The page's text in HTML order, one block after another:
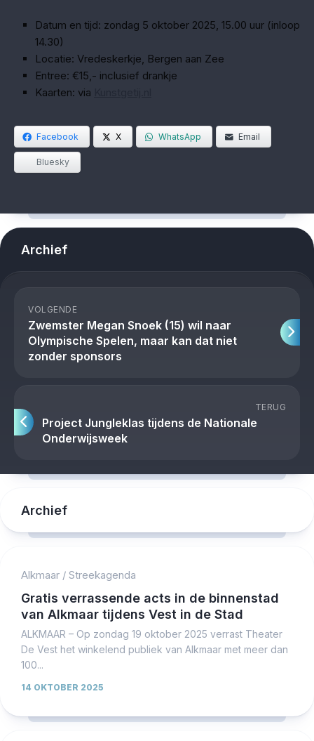
Datum en tijd: zondag 5 oktober 2025, 15.00 uur (inloop
14.30)
Locatie: Vredeskerkje, Bergen aan Zee
Entree: €15,- inclusief drankje
Kaarten: via
Facebook X WhatsApp Email
Bluesky
Archief
VOLGENDE
Zwemster Megan Snoek (15) wil naar
Olympische Spelen, maar kan dat niet
zonder sponsors
TERUG
Project Jungleklas tijdens de Nationale
Onderwijsweek
Archief
Alkmaar / Streekagenda
Gratis verrassende acts in de binnenstad
van Alkmaar tijdens Vest in de Stad
ALKMAAR – Op zondag 19 oktober 2025 verrast Theater
De Vest het winkelend publiek van Alkmaar met meer dan
100...
14 OKTOBER 2025